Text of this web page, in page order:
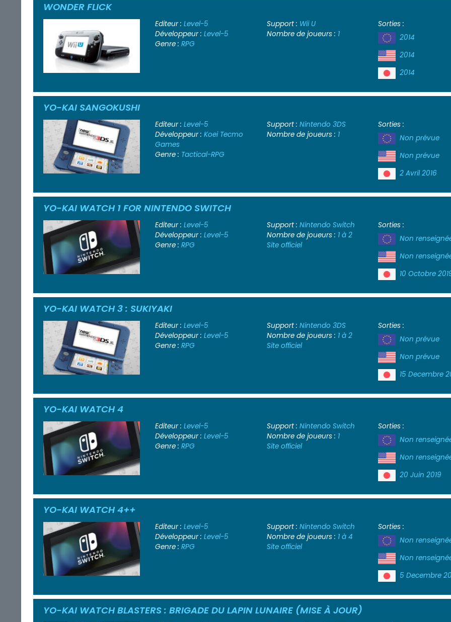
WONDER FLICK
Editeur : Level-5
Développeur : Level-5
Genre : RPG
Support : Wii U
Nombre de joueurs : 1
Sorties :
2014
2014
2014
YO-KAI SANGOKUSHI
Editeur : Level-5
Développeur : Koei Tecmo
Games
Genre : Tactical-RPG
Support : Nintendo 3DS
Nombre de joueurs : 1
Sorties :
Non prévue
Non prévue
2 Avril 2016
YO-KAI WATCH 1 FOR NINTENDO SWITCH
Editeur : Level-5
Développeur : Level-5
Genre : RPG
Support : Nintendo Switch
Nombre de joueurs : 1 à 2
Site officiel
Sorties :
Non
Non
10 Octobre
YO-KAI WATCH 3 : SUKIYAKI
Editeur : Level-5
Développeur : Level-5
Genre : RPG
Support : Nintendo 3DS
Nombre de joueurs : 1 à 2
Site officiel
Sorties :
Non prévue
Non prévue
15 Decembre
YO-KAI WATCH 4
Editeur : Level-5
Développeur : Level-5
Genre : RPG
Support : Nintendo Switch
Nombre de joueurs : 1
Site officiel
Sorties :
Non
Non
20 Juin 2019
YO-KAI WATCH 4++
Editeur : Level-5
Développeur : Level-5
Genre : RPG
Support : Nintendo Switch
Nombre de joueurs : 1 à 4
Site officiel
Sorties :
Non
Non
5 Decembre
YO-KAI WATCH BLASTERS : BRIGADE DU LAPIN LUNAIRE (MISE À JOUR)